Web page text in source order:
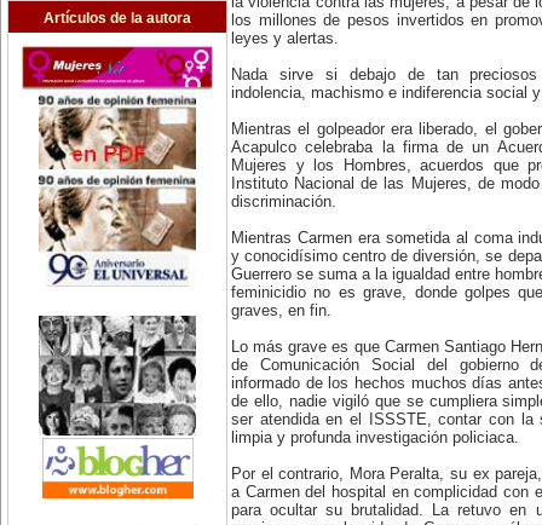
Artículos de la autora
los millones de pesos invertidos en
leyes y alertas.
Nada sirve si debajo de tan
indolencia, machismo e indiferencia social
Mientras el golpeador era liberado, el
Acapulco celebraba la firma de un
Mujeres y los Hombres, acuerdos que
Instituto Nacional de las Mujeres, de
discriminación.
Mientras Carmen era sometida al coma
y conocidísimo centro de diversión, se
Guerrero se suma a la igualdad entre
feminicidio no es grave, donde golpes
graves, en fin.
Lo más grave es que Carmen Santiago
de Comunicación Social del gobierno
informado de los hechos muchos días
de ello, nadie vigiló que se cumpliera
ser atendida en el ISSSTE, contar con la
limpia y profunda investigación policiaca.
Por el contrario, Mora Peralta, su ex
a Carmen del hospital en complicidad con
para ocultar su brutalidad. La retuvo en